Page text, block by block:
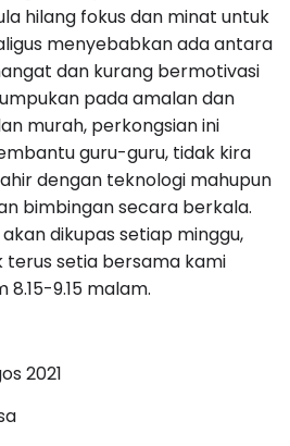
hilang fokus dan minat untuk
menyebabkan ada antara
dan kurang bermotivasi
pada amalan dan
murah, perkongsian ini
guru-guru, tidak kira
dengan teknologi mahupun
bimbingan secara berkala.
dikupas setiap minggu,
terus setia bersama kami
8.15-9.15 malam.
2021